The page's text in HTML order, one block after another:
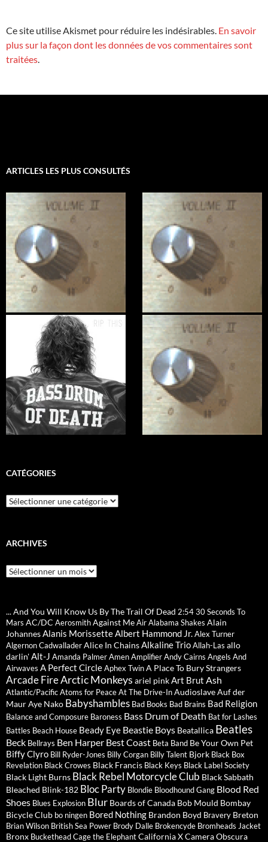
Ce site utilise Akismet pour réduire les indésirables. En savoir
plus sur la façon dont les données de vos commentaires sont
traitées.
ARTICLES LES PLUS CONSULTÉS
CATÉGORIES
Catégories
ARCHIVES
Archives
... And You Will Know Us By The Trail Of Dead 2:5430 Seconds To
Mars AC/DC AerosmithAgainst MeAirAlabama Shakes Alain
JohannesAlanis MorissetteAlbert Hammond Jr.Alex Turner
Algernon CadwalladerAlice In ChainsAlkaline TrioAllah-Las allo
darlin'Alt-J Amanda PalmerAmenAmplifierAndy Cairns Angels And
Airwaves A Perfect CircleAphex TwinA Place To Bury Strangers
Arcade FireArctic Monkeys ariel pinkArt Brut Ash
Atlantic/PacificAtoms for PeaceAt The Drive-InAudioslaveAuf der
MaurAye Nako Babyshambles Bad Books Bad Brains Bad Religion
Balance and Composure Baroness Bass Drum of Death Bat for Lashes
Battles Beach House Beady Eye Beastie Boys Beatallica Beatles
Beck Bellrays Ben Harper Best Coast Beta Band Be Your Own Pet
Biffy Clyro Bill Ryder-Jones Billy Corgan Billy Talent Bjork Black Box
Revelation Black Crowes Black Francis Black Keys Black Label Society
Black Light Burns Black Rebel Motorcycle Club Black Sabbath
Bleached Blink-182 Bloc Party Blondie Bloodhound Gang Blood Red
Shoes Blues Explosion Blur Boards of Canada Bob Mould Bombay
Bicycle Club bo ningen Bored Nothing Brandon Boyd Bravery Breton
Brian Wilson British Sea Power Brody Dalle Brokencyde Bromheads Jacket
Bronx BucketheadCage the ElephantCalifornia XCamera Obscura